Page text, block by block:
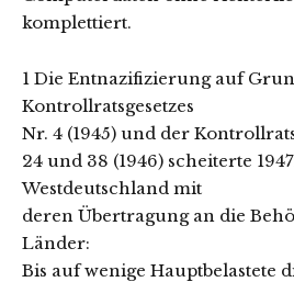
komplettiert.
1 Die Entnazifizierung auf
Kontrollratsgesetzes
Nr. 4 (1945) und der
24 und 38 (1946) scheiterte
Westdeutschland mit
deren Übertragung an die
Länder:
Bis auf wenige Hauptbelastete